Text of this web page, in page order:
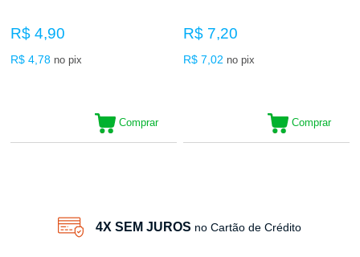
R$ 4,90
R$ 4,78 no pix
Comprar
R$ 7,20
R$ 7,02 no pix
Comprar
4X SEM JUROS no Cartão de Crédito